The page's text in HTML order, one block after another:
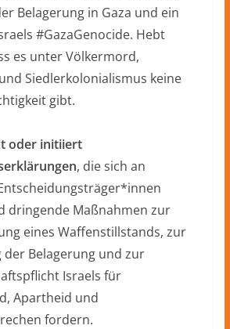
Belagerung in Gaza und ein
#GazaGenocide. Hebt
es unter Völkermord,
Siedlerkolonialismus keine
gibt.
oder initiiert
, die sich an
dringende Maßnahmen zur
eines Waffenstillstands, zur
der Belagerung und zur
Israels für
Apartheid und
fordern.